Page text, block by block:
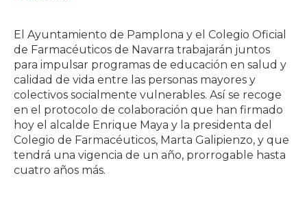
El Ayuntamiento de Pamplona y el Colegio Oficial
de Farmacéuticos de Navarra trabajarán juntos
para impulsar programas de educación en salud y
calidad de vida entre las personas mayores y
colectivos socialmente vulnerables. Así se recoge
en el protocolo de colaboración que han firmado
hoy el alcalde Enrique Maya y la presidenta del
Colegio de Farmacéuticos, Marta Galipienzo, y que
tendrá una vigencia de un año, prorrogable hasta
cuatro años más.